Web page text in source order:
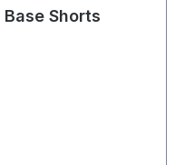
Shorts